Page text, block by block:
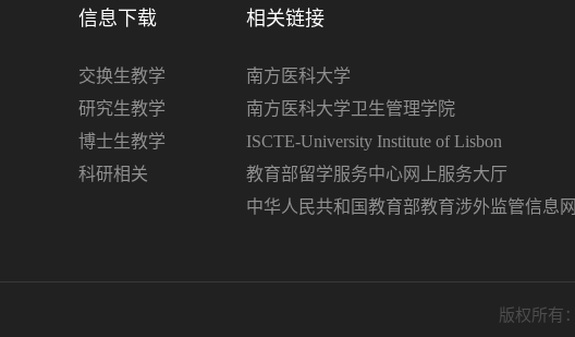
信息下载
交换生教学
研究生教学
博士生教学
科研相关
相关链接
南方医科大学
南方医科大学卫生管理学院
ISCTE-University Institute of Lisbon
教育部留学服务中心网上服务大厅
中华人民共和国教育部教育涉外监管信息网
版权所有：